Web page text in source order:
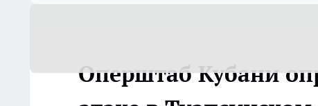
Оперштаб Кубани